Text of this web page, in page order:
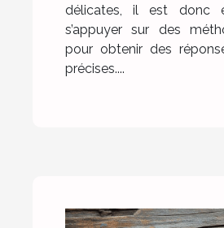
délicates, il est donc
s’appuyer sur des
pour obtenir des
précises....